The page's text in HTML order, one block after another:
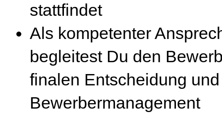
stattfindet
Als kompetenter
begleitest Du den
finalen Entscheidung
Bewerbermanagement